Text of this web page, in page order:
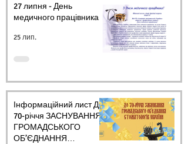
27 липня - День
медичного працівника.
25 лип.
Інформаційний лист ДО
70-річчя ЗАСНУВАННЯ
ГРОМАДСЬКОГО
ОБ’ЄДНАННЯ